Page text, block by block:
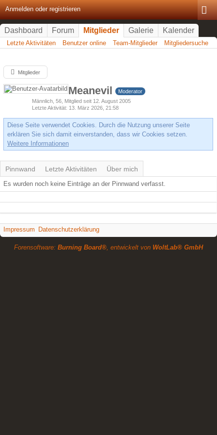
Anmelden oder registrieren
Dashboard Forum Mitglieder Galerie Kalender
Letzte Aktivitäten Benutzer online Team-Mitglieder Mitgliedersuche
Mitglieder
Meanevil
Moderator
Männlich 56 Mitglied seit 12. August 2005
Letzte Aktivität 13. März 2026, 21:58
Diese Seite verwendet Cookies. Durch die Nutzung unserer Seite
erklären Sie sich damit einverstanden, dass wir Cookies setzen.
Weitere Informationen
Pinnwand Letzte Aktivitäten Über mich
Es wurden noch keine Einträge an der Pinnwand verfasst.
Impressum Datenschutzerklärung
Forensoftware: Burning Board®, entwickelt von WoltLab® GmbH